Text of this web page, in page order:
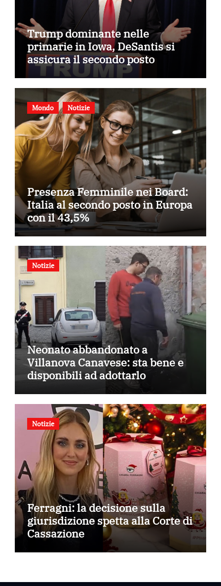
Trump dominante nelle
primarie in Iowa, DeSantis si
assicura il secondo posto
Mondo Notizie
Presenza Femminile nei Board:
Italia al secondo posto in Europa
con il 43,5%
Notizie
Neonato abbandonato a
Villanova Canavese: sta bene e
disponibili ad adottarlo
Notizie
Ferragni: la decisione sulla
giurisdizione spetta alla Corte di
Cassazione